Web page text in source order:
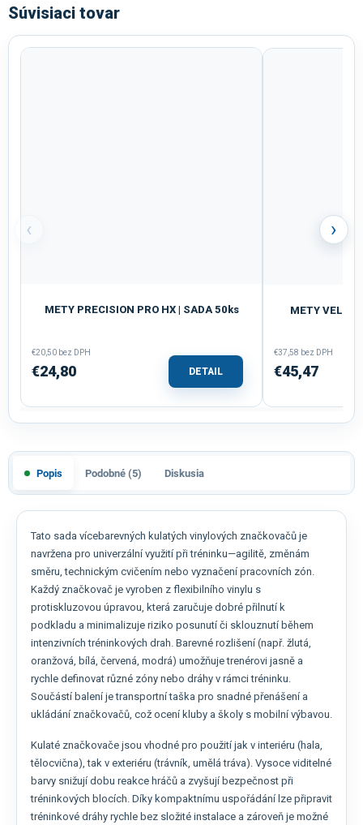
Súvisiaci tovar
‹
METY PRECISION PRO HX | SADA 50ks
€20,50 bez DPH
€24,80 DETAIL
METY VELKÉ
€37,58 bez DPH
€45,47
›
Popis Podobné (5) Diskusia
Tato sada vícebarevných kulatých vinylových značkovačů je
navržena pro univerzální využití při tréninku—agilitě, změnám
směru, technickým cvičením nebo vyznačení pracovních zón.
Každý značkovač je vyroben z flexibilního vinylu s
protiskluzovou úpravou, která zaručuje dobré přilnutí k
podkladu a minimalizuje riziko posunutí či sklouznutí během
intenzivních tréninkových drah. Barevné rozlišení (např. žlutá,
oranžová, bílá, červená, modrá) umožňuje trenérovi jasně a
rychle definovat různé zóny nebo dráhy v rámci tréninku.
Součástí balení je transportní taška pro snadné přenášení a
ukládání značkovačů, což ocení kluby a školy s mobilní výbavou.
Kulaté značkovače jsou vhodné pro použití jak v interiéru (hala,
tělocvična), tak v exteriéru (trávník, umělá tráva). Vysoce viditelné
barvy snižují dobu reakce hráčů a zvyšují bezpečnost při
tréninkových blocích. Díky kompaktnímu uspořádání lze připravit
tréninkové dráhy rychle bez složité instalace a zároveň je možné